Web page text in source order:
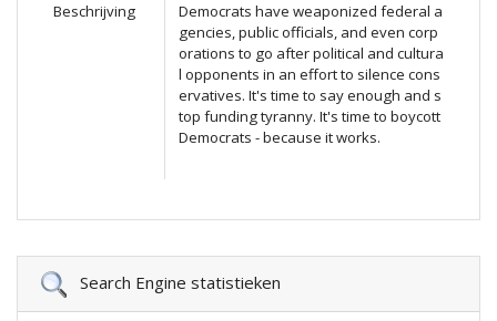
Beschrijving
Democrats have weaponized federal a
gencies, public officials, and even corp
orations to go after political and cultura
l opponents in an effort to silence cons
ervatives. It's time to say enough and s
top funding tyranny. It's time to boycott
Democrats - because it works.
Search Engine statistieken